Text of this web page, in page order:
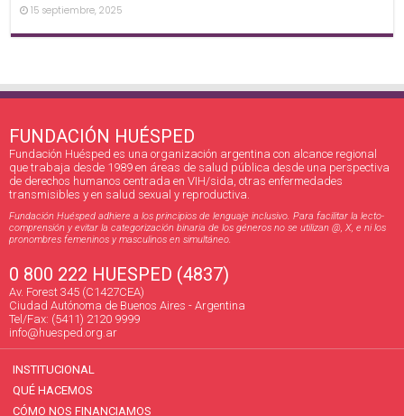
15 septiembre, 2025
FUNDACIÓN HUÉSPED
Fundación Huésped es una organización argentina con alcance regional
que trabaja desde 1989 en áreas de salud pública desde una perspectiva
de derechos humanos centrada en VIH/sida, otras enfermedades
transmisibles y en salud sexual y reproductiva.
Fundación Huésped adhiere a los principios de lenguaje inclusivo. Para facilitar la lecto-
comprensión y evitar la categorización binaria de los géneros no se utilizan @, X, e ni los
pronombres femeninos y masculinos en simultáneo.
0 800 222 HUESPED (4837)
Av. Forest 345 (C1427CEA)
Ciudad Autónoma de Buenos Aires - Argentina
Tel/Fax: (5411) 2120 9999
info@huesped.org.ar
INSTITUCIONAL
QUÉ HACEMOS
CÓMO NOS FINANCIAMOS